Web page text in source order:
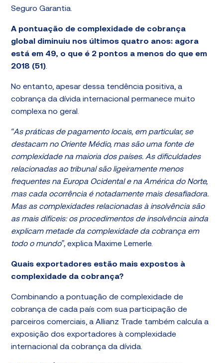
Seguro Garantia.
A pontuação de complexidade de cobrança
global diminuiu nos últimos quatro anos: agora
está em 49, o que é 2 pontos a menos do que em
2018 (51).
No entanto, apesar dessa tendência positiva, a
cobrança da dívida internacional permanece muito
complexa no geral.
“As práticas de pagamento locais, em particular, se
destacam no Oriente Médio, mas são uma fonte de
complexidade na maioria dos países. As dificuldades
relacionadas ao tribunal são ligeiramente menos
frequentes na Europa Ocidental e na América do Norte,
mas cada ocorrência é notadamente mais desafiadora.
Mas as complexidades relacionadas à insolvência são
as mais difíceis: os procedimentos de insolvência ainda
explicam metade da complexidade da cobrança em
todo o mundo”, explica Maxime Lemerle.
Quais exportadores estão mais expostos à
complexidade da cobrança?
Combinando a pontuação de complexidade de
cobrança de cada país com sua participação de
parceiros comerciais, a Allianz Trade também calcula a
exposição dos exportadores à complexidade
internacional da cobrança da dívida.